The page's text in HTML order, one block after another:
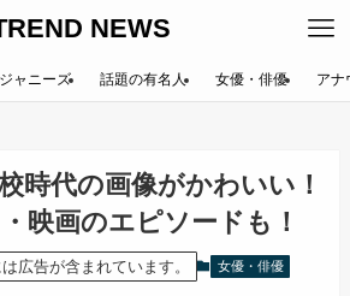
NEWS
ジャニーズ 話題の有名人 女優・俳優 アナ
時代の画像がかわいい！
映画のエピソードも！
広告が含まれています。 女優・俳優